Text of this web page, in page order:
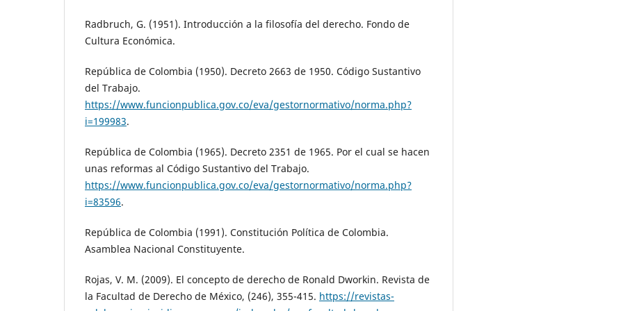
Radbruch, G. (1951). Introducción a la filosofía del derecho. Fondo de
Cultura Económica.
República de Colombia (1950). Decreto 2663 de 1950. Código Sustantivo
del Trabajo.
https://www.funcionpublica.gov.co/eva/gestornormativo/norma.php?
i=199983.
República de Colombia (1965). Decreto 2351 de 1965. Por el cual se hacen
unas reformas al Código Sustantivo del Trabajo.
https://www.funcionpublica.gov.co/eva/gestornormativo/norma.php?
i=83596.
República de Colombia (1991). Constitución Política de Colombia.
Asamblea Nacional Constituyente.
Rojas, V. M. (2009). El concepto de derecho de Ronald Dworkin. Revista de
la Facultad de Derecho de México, (246), 355-415. https://revistas-